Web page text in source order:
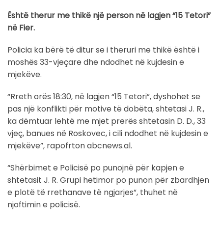
Është therur me thikë një person në lagjen “15 Tetori”
në Fier.
Policia ka bërë të ditur se i theruri me thikë është i
moshës 33-vjeçare dhe ndodhet në kujdesin e
mjekëve.
“Rreth orës 18:30, në lagjen “15 Tetori”, dyshohet se
pas një konflikti për motive të dobëta, shtetasi J. R.,
ka dëmtuar lehtë me mjet prerës shtetasin D. D., 33
vjeç, banues në Roskovec, i cili ndodhet në kujdesin e
mjekëve”, rapofrton abcnews.al.
“Shërbimet e Policisë po punojnë për kapjen e
shtetasit J. R. Grupi hetimor po punon për zbardhjen
e plotë të rrethanave të ngjarjes”, thuhet në
njoftimin e policisë.